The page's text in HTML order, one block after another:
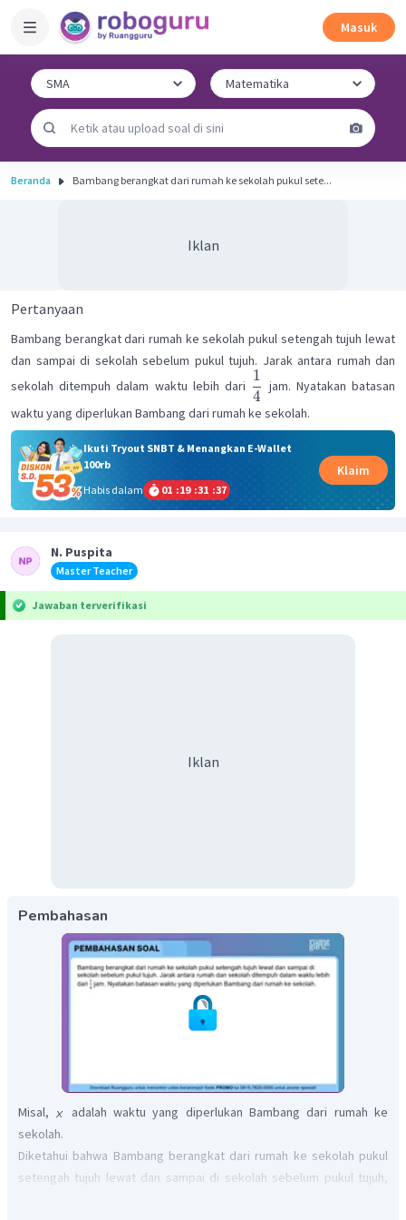
Masuk
Beranda Bambang berangkat dari rumah ke sekolah pukul sete...
Iklan
Pertanyaan
Bambang berangkat dari rumah ke sekolah pukul setengah tujuh lewat
dan sampai di sekolah sebelum pukul tujuh. Jarak antara rumah dan
sekolah ditempuh dalam waktu lebih dari
4
1
jam. Nyatakan batasan
waktu yang diperlukan Bambang dari rumah ke sekolah.
Ikuti Tryout SNBT & Menangkan E-Wallet
100rb
Habis dalam
01 :19 :31 :37
Klaim
N. Puspita
Master Teacher
Jawaban terverifikasi
Iklan
Pembahasan
Misal,
adalah waktu yang diperlukan Bambang dari rumah ke
sekolah.
Diketahui bahwa Bambang berangkat dari rumah ke sekolah pukul
setengah tujuh lewat dan sampai di sekolah sebelum pukul tujuh,